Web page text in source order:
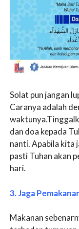
Solat pun jangan
Caranya adalah
dan doa kepada
nanti. Apabila kita
pasti Tuhan akan
hari.
3. Jaga
Makanan